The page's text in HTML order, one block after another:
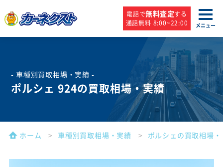
電話で無料査定する
通話無料 8:00~22:00
メニュー
- 車種別買取相場・実績 -
ポルシェ 924の買取相場・実績
ホーム 車種別買取相場・実績 ポルシェの買取相場